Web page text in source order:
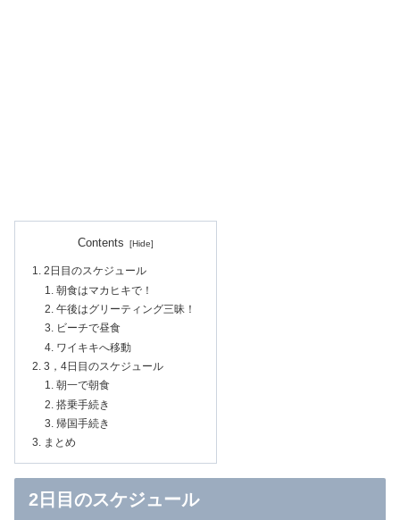
Contents
2日目のスケジュール
朝食はマカヒキで！
午後はグリーティング三昧！
ビーチで昼食
ワイキキへ移動
3，4日目のスケジュール
朝一で朝食
搭乗手続き
帰国手続き
まとめ
2日目のスケジュール